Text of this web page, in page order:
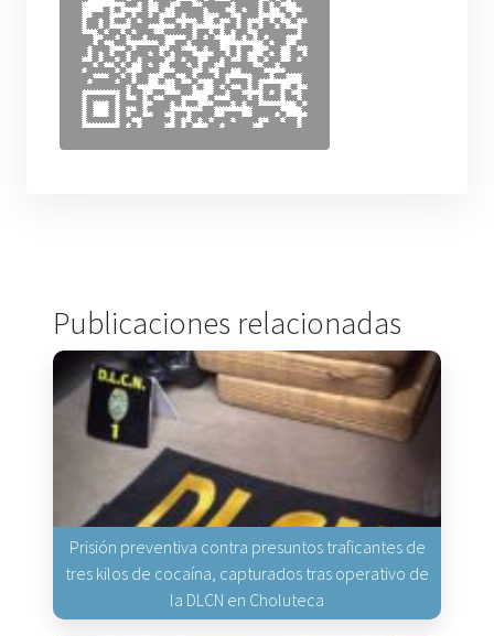
Publicaciones relacionadas
Prisión preventiva contra presuntos traficantes de
tres kilos de cocaína, capturados tras operativo de
la DLCN en Choluteca